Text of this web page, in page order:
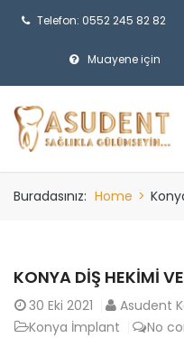
Telefon: 0552 245 82 82
Muayene için
Buradasınız: Home >
KONYA DIŞ HEKIMI
30 Eki 2021
Asudent
Konya İmplant
No